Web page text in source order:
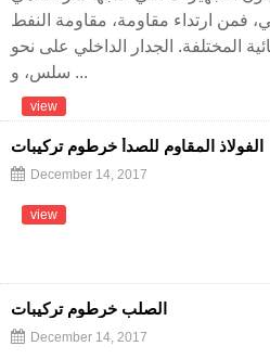
فمن ارتداء مقاومة، مقاومة النفط
المختلفة. الجدار الداخلي على نحو
سلس، و ...
view
الفولاذ المقاوم للصدأ خرطوم تركيبات
December 14, 2017
view
الصلب خرطوم تركيبات
December 14, 2017